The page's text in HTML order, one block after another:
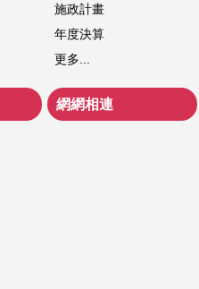
施政計畫
年度決算
更多...
網網相連